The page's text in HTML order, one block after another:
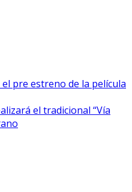
pre estreno de la película
el tradicional “Vía